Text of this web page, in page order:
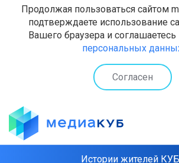
Продолжая пользоваться сайтом
подтверждаете использование
Вашего браузера и соглашаетесь
персональных
Согласен
Истории жителей